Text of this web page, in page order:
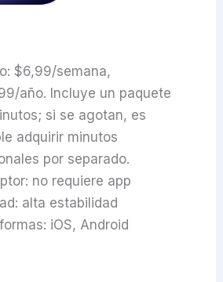
$6,99/semana,
año. Incluye un paquete
si se agotan, es
adquirir minutos
por separado.
no requiere app
alta estabilidad
iOS, Android